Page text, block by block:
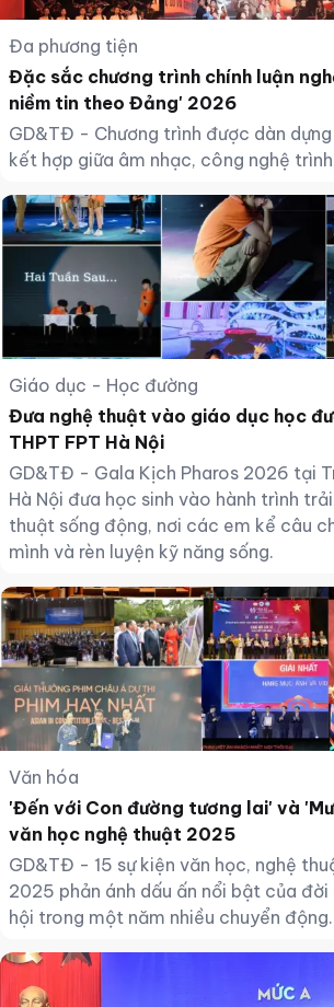
Đa phương tiện
Đặc sắc chương trình chính luận
niềm tin theo Đảng' 2026
GD&TĐ - Chương trình được dàn
kết hợp giữa âm nhạc, công nghệ
Giáo dục - Học đường
Đưa nghệ thuật vào giáo dục học
THPT FPT Hà Nội
GD&TĐ - Gala Kịch Pharos 2026 tại
Hà Nội đưa học sinh vào hành trình
thuật sống động, nơi các em kể câu
mình và rèn luyện kỹ năng sống.
Văn hóa
'Đến với Con đường tương lai' và
văn học nghệ thuật 2025
GD&TĐ - 15 sự kiện văn học, nghệ
2025 phản ánh dấu ấn nổi bật của
hội trong một năm nhiều chuyển động.